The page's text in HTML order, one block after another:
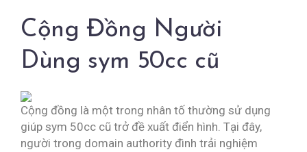
Cộng Đồng Người
Dùng sym 50cc cũ
Cộng đồng là một trong nhân tố thường sử dụng
giúp sym 50cc cũ trở đề xuất điển hình. Tại đây,
người trong domain authority đình trải nghiệm